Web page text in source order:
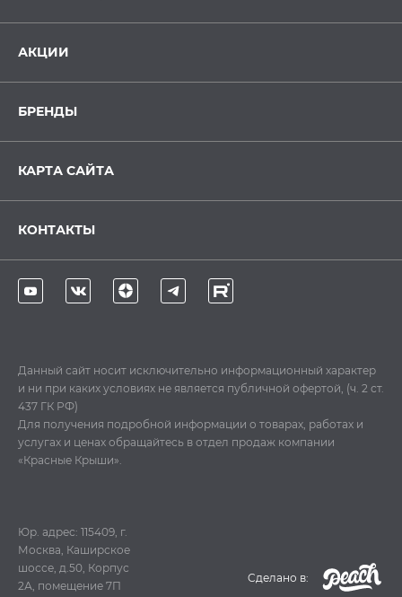
АКЦИИ
БРЕНДЫ
КАРТА САЙТА
КОНТАКТЫ
Данный сайт носит исключительно информационный характер
и ни при каких условиях не является публичной офертой, (ч. 2 ст.
437 ГК РФ)
Для получения подробной информации о товарах, работах и
услугах и ценах обращайтесь в отдел продаж компании
«Красные Крыши».
Юр. адрес: 115409, г.
Москва, Каширское
шоссе, д.50, Корпус
2А, помещение 7П
Cделано в: